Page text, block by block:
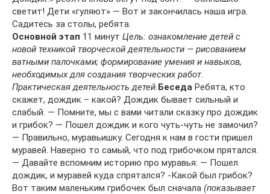
светит! Дети «гуляют» — Вот и закончилась наша игра.
Садитесь за столы, ребята.
Основной этап 11 минут Цель: ознакомление детей с
новой техникой творческой деятельности — рисованием
ватными палочками; формирование умения и навыков,
необходимых для создания творческих работ.
Практическая деятельность детей.Беседа Ребята, кто
скажет, дождик – какой? Дождик бывает сильный и
слабый. — Помните, мы с вами читали сказку про дождик
и грибок? — Пошел дождик и кого чуть-чуть не замочил?
— Правильно, муравьишку. Сегодня к нам в гости пришел
муравей. Наверно то самый, что под грибочком прятался.
— Давайте вспомним историю про муравья: — Пошел
дождик, и муравей куда спрятался? -Какой был грибок?
Вот таким маленьким грибочек был сначала (показывает